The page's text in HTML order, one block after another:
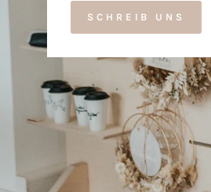
SCHREIB UNS